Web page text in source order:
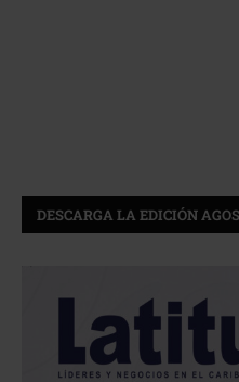
DESCARGA LA EDICIÓN